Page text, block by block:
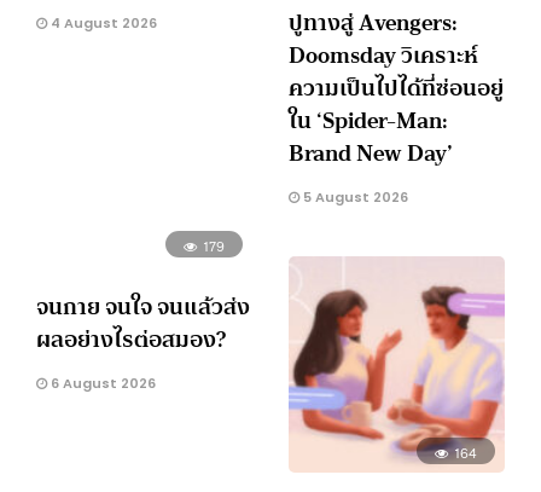
4 August 2026
ปูทางสู่ Avengers:
Doomsday วิเคราะห์
ความเป็นไปได้ที่ซ่อนอยู่
ใน ‘Spider-Man:
Brand New Day’
5 August 2026
179
จนกาย จนใจ จนแล้วส่ง
ผลอย่างไรต่อสมอง?
6 August 2026
164